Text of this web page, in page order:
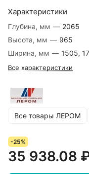
Характеристики
Глубина, мм — 2065
Высота, мм — 965
Ширина, мм — 1505,
Все характеристики
Все товары ЛЕРОМ
-25%
35 938.08